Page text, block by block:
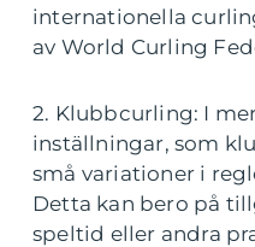
internationella
av World Curling
2. Klubbcurling: I
inställningar, som
små variationer i
Detta kan bero på
speltid eller andra